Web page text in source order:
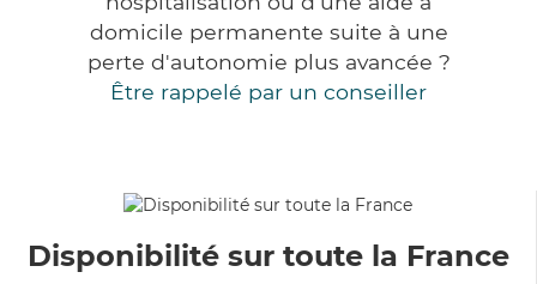
domicile permanente suite à une
perte d'autonomie plus avancée ?
Être rappelé par un conseiller
Disponibilité sur toute la France